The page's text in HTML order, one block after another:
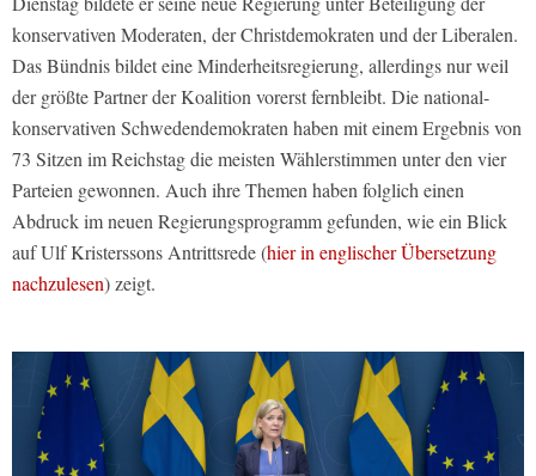
konservativen Moderaten, der Christdemokraten und der Liberalen.
Das Bündnis bildet eine Minderheitsregierung, allerdings nur weil
der größte Partner der Koalition vorerst fernbleibt. Die national-
konservativen Schwedendemokraten haben mit einem Ergebnis von
73 Sitzen im Reichstag die meisten Wählerstimmen unter den vier
Parteien gewonnen. Auch ihre Themen haben folglich einen
Abdruck im neuen Regierungsprogramm gefunden, wie ein Blick
auf Ulf Kristerssons Antrittsrede (hier in englischer Übersetzung
nachzulesen) zeigt.